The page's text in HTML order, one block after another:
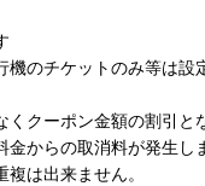
のチケットのみ等は設
クーポン金額の割引と
からの取消料が発生し
は出来ません。